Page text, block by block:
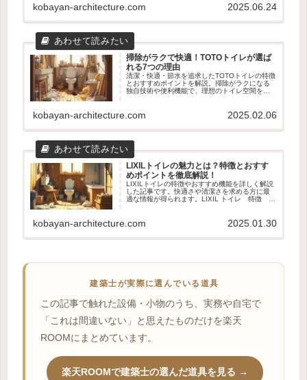
kobayan-architecture.com 2025.06.24
掃除がラクで快適！TOTOトイレが選ば
れる7つの理由
清潔・快適・節水を追求したTOTOトイレの特徴
とおすすめポイントを解説。掃除がラクになる
独自技術や便利機能で、理想のトイレ空間を実
kobayan-architecture.com 2025.02.06
LIXILトイレの魅力とは？特徴とおすす
めポイントを徹底解説！
LIXILトイレの特徴やおすすめ機能を詳しく解説
した記事です。快適さや清潔さを求める方に最
適な情報が得られます。LIXIL トイレ 特徴 お
kobayan-architecture.com 2025.01.30
建築士が実際に選んでいる道具
この記事で触れた設備・小物のうち、実務や自宅で
「これは間違いない」と思えたものだけを楽天
ROOMにまとめています。
楽天ROOMで建築士の選んだ道具を見る →